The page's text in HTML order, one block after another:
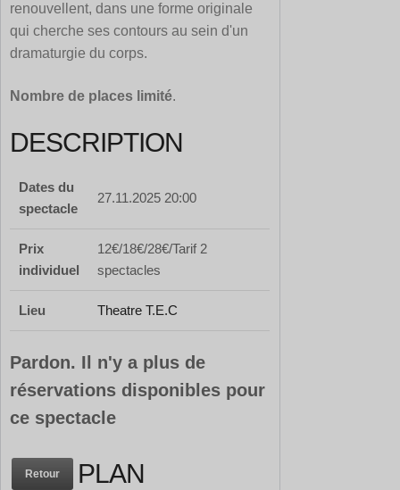
renouvellent, dans une forme originale
qui cherche ses contours au sein d'un
dramaturgie du corps.
Nombre de places limité.
DESCRIPTION
Dates du
spectacle
27.11.2025 20:00
Prix
individuel
12€/18€/28€/Tarif 2
spectacles
Lieu Theatre T.E.C
Pardon. Il n'y a plus de
réservations disponibles pour
ce spectacle
Retour PLAN